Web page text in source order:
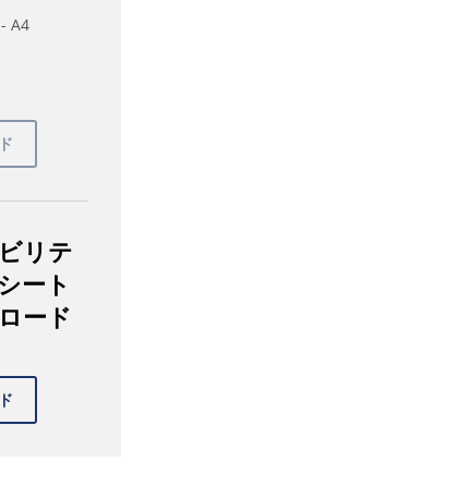
A4
リテ
ート
ード